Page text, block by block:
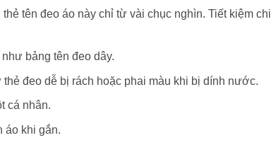
tên đeo áo này chỉ từ vài chục nghìn. Tiết kiệm chi
bảng tên đeo dây.
đeo dễ bị rách hoặc phai màu khi bị dính nước.
cá nhân.
áo khi gắn.